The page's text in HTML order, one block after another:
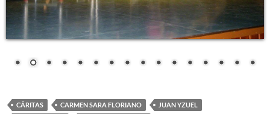
CÁRITAS CARMEN SARA FLORIANO
JUAN YZUEL